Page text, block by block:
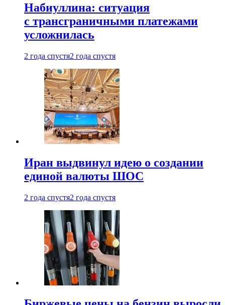
Набиуллина: ситуация
с трансграничными платежами
усложнилась
2 года спустя2 года спустя
Иран выдвинул идею о создании
единой валюты ШОС
2 года спустя2 года спустя